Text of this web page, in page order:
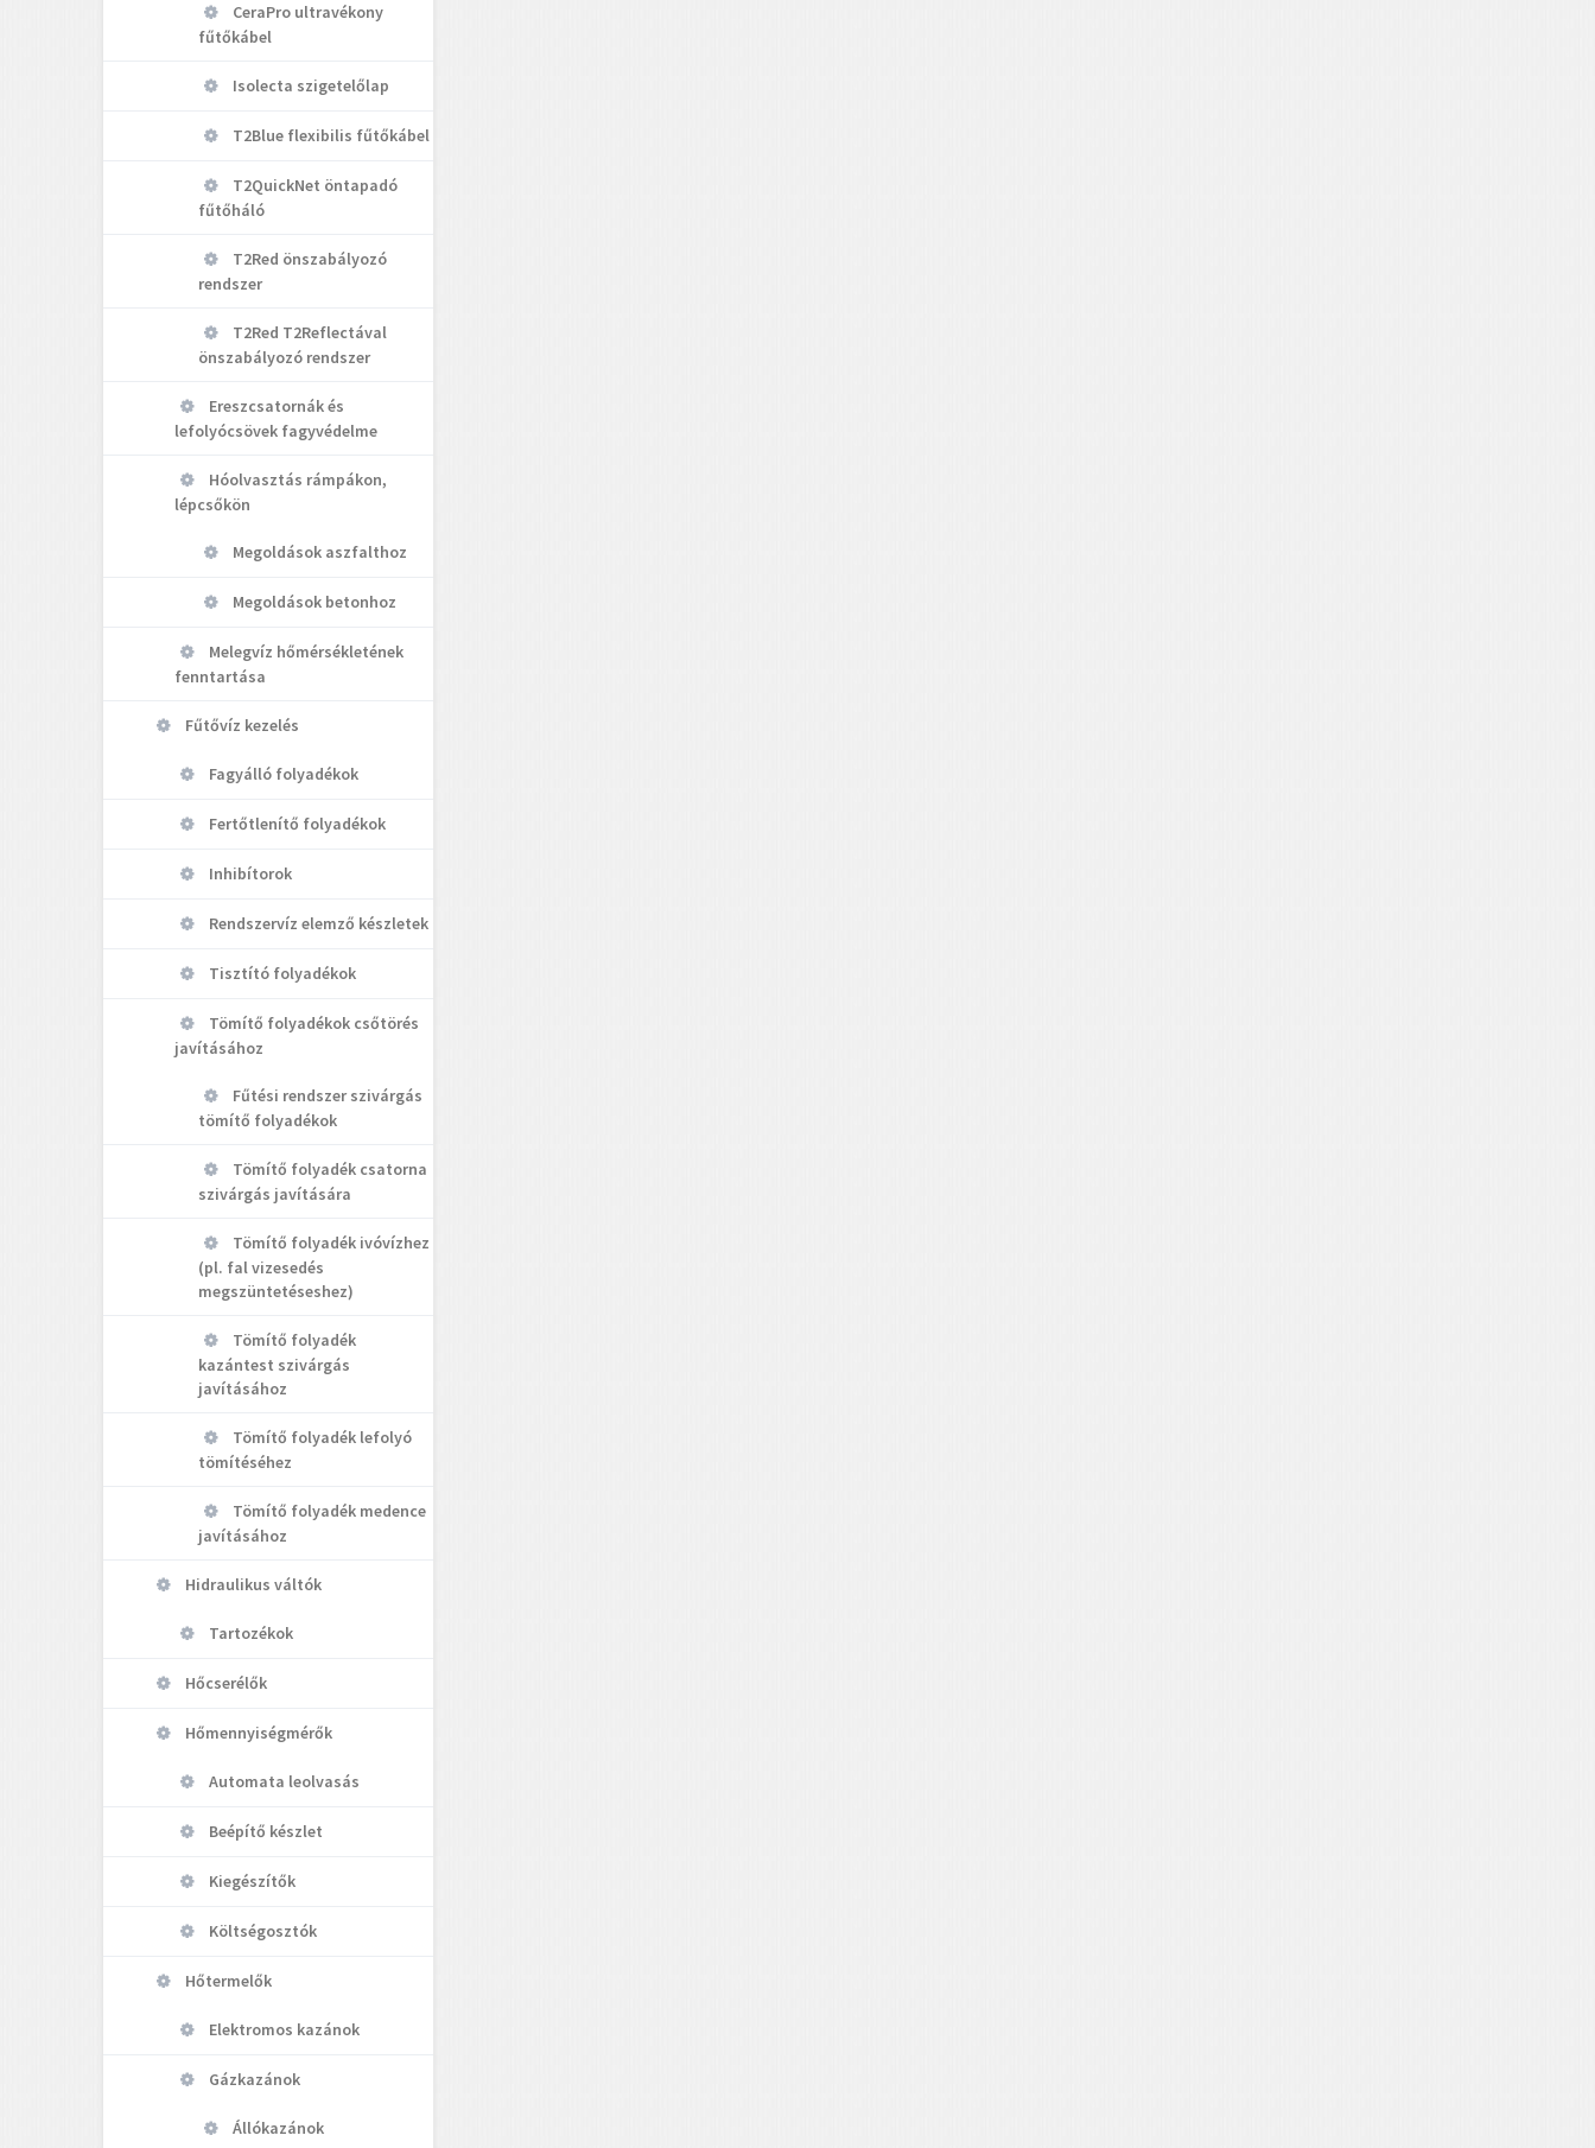
CeraPro ultravékony
fűtőkábel
Isolecta szigetelőlap
T2Blue flexibilis fűtőkábel
T2QuickNet öntapadó
fűtőháló
T2Red önszabályozó
rendszer
T2Red T2Reflectával
önszabályozó rendszer
Ereszcsatornák és
lefolyócsövek fagyvédelme
Hóolvasztás rámpákon,
lépcsőkön
Megoldások aszfalthoz
Megoldások betonhoz
Melegvíz hőmérsékletének
fenntartása
Fűtővíz kezelés
Fagyálló folyadékok
Fertőtlenítő folyadékok
Inhibítorok
Rendszervíz elemző készletek
Tisztító folyadékok
Tömítő folyadékok csőtörés
javításához
Fűtési rendszer szivárgás
tömítő folyadékok
Tömítő folyadék csatorna
szivárgás javítására
Tömítő folyadék ivóvízhez
(pl. fal vizesedés
megszüntetéseshez)
Tömítő folyadék
kazántest szivárgás
javításához
Tömítő folyadék lefolyó
tömítéséhez
Tömítő folyadék medence
javításához
Hidraulikus váltók
Tartozékok
Hőcserélők
Hőmennyiségmérők
Automata leolvasás
Beépítő készlet
Kiegészítők
Költségosztók
Hőtermelők
Elektromos kazánok
Gázkazánok
Állókazánok